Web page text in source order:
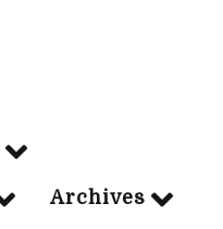
Archives